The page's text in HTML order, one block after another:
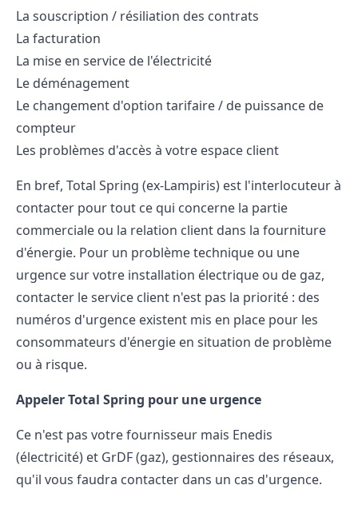
La souscription / résiliation des contrats
La facturation
La mise en service de l'électricité
Le déménagement
Le changement d'option tarifaire / de puissance de
compteur
Les problèmes d'accès à votre espace client
En bref, Total Spring (ex-Lampiris) est l'interlocuteur à
contacter pour tout ce qui concerne la partie
commerciale ou la relation client dans la fourniture
d'énergie. Pour un problème technique ou une
urgence sur votre installation électrique ou de gaz,
contacter le service client n'est pas la priorité : des
numéros d'urgence existent mis en place pour les
consommateurs d'énergie en situation de problème
ou à risque.
Appeler Total Spring pour une urgence
Ce n'est pas votre fournisseur mais Enedis
(électricité) et GrDF(gaz), gestionnaires des réseaux,
qu'il vous faudra contacter dans un cas d'urgence.